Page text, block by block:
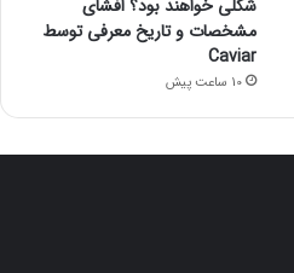
شکلی خواهند بود؟ افشای
مشخصات و تاریخ معرفی توسط
Caviar
10 ساعت پیش